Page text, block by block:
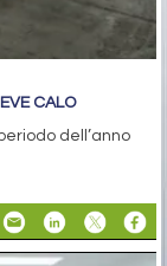
CALO
dell’anno